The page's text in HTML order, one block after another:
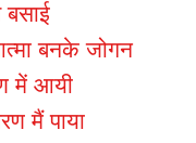
बसाई
बनके जोगन
में आयी
मैं पाया